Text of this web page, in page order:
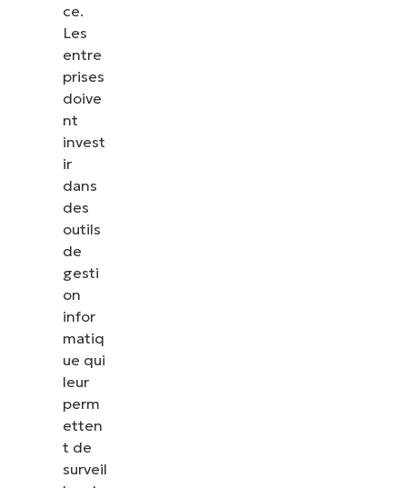
ce.
Les
entre
prises
doive
nt
invest
ir
dans
des
outils
de
gesti
on
infor
matiq
ue qui
leur
perm
etten
t de
surveil